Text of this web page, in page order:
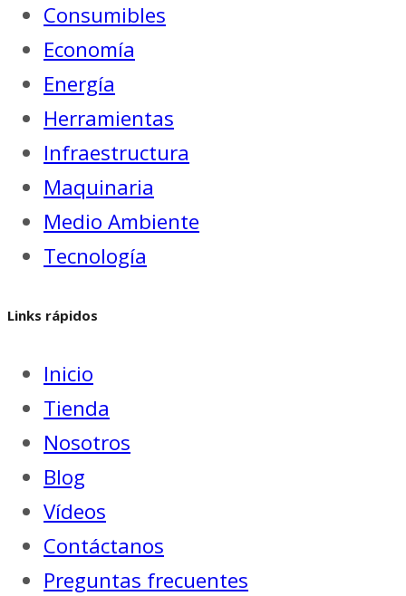
Consumibles
Economía
Energía
Herramientas
Infraestructura
Maquinaria
Medio Ambiente
Tecnología
Links rápidos
Inicio
Tienda
Nosotros
Blog
Vídeos
Contáctanos
Preguntas frecuentes